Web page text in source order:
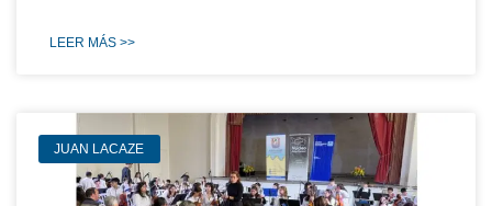
LEER MÁS >>
JUAN LACAZE